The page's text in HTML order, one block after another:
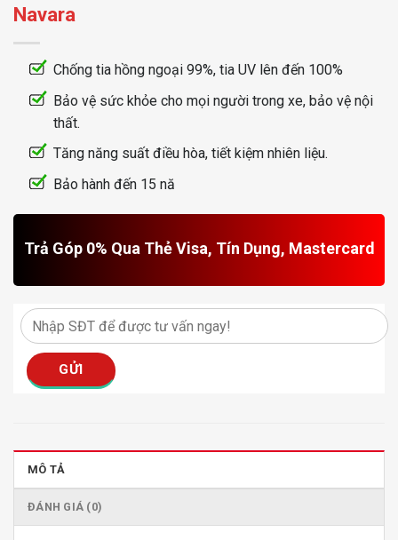
Navara
Chống tia hồng ngoại 99%, tia UV lên đến 100%
Bảo vệ sức khỏe cho mọi người trong xe, bảo vệ nội
thất.
Tăng năng suất điều hòa, tiết kiệm nhiên liệu.
Bảo hành đến 15 nă
Trả Góp 0% Qua Thẻ Visa, Tín Dụng, Mastercard
MÔ TẢ
ĐÁNH GIÁ (0)